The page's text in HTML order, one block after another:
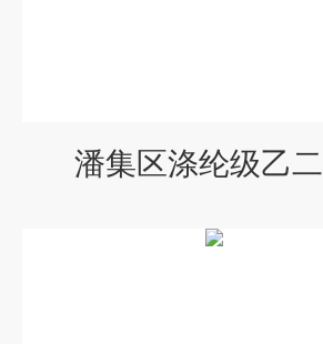
潘集区涤纶级乙